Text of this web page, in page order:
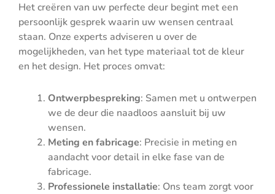
Het creëren van uw perfecte deur begint met een
persoonlijk gesprek waarin uw wensen centraal
staan. Onze experts adviseren u over de
mogelijkheden, van het type materiaal tot de kleur
en het design. Het proces omvat:
Ontwerpbespreking: Samen met u ontwerpen
we de deur die naadloos aansluit bij uw
wensen.
Meting en fabricage: Precisie in meting en
aandacht voor detail in elke fase van de
fabricage.
Professionele installatie: Ons team zorgt voor